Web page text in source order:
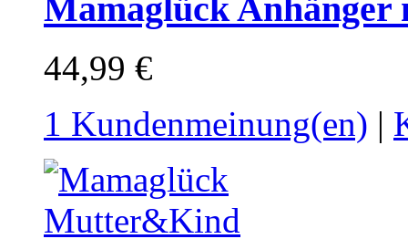
Mamaglück
44,99 €
1 Kundenmeinung(en) |